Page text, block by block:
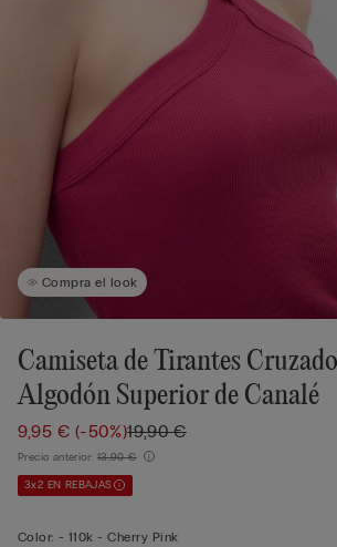
Compra el look
Camiseta de Tirantes
Algodón Superior de Canalé
9,95 €(-50%)19,90 €
Precio anterior: 13,90 € i
3x2 EN REBAJAS
Color: - 110k - Cherry Pink